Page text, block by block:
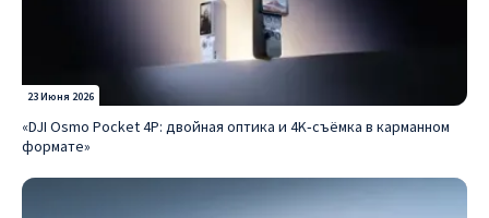
23 Июня 2026
«DJI Osmo Pocket 4P: двойная оптика и 4K‑съёмка в карманном
формате»